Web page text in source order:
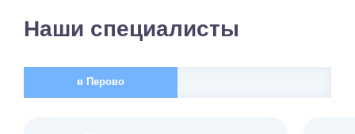
Наши специалисты
в Перово